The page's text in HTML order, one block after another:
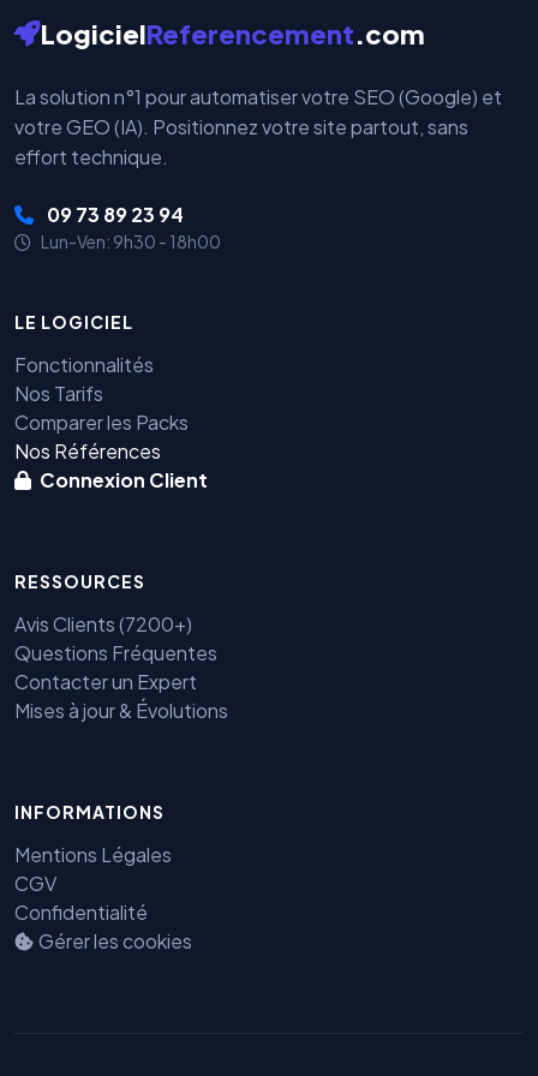
LogicielReferencement.com
La solution n°1 pour automatiser votre SEO (Google) et
votre GEO (IA). Positionnez votre site partout, sans
effort technique.
09 73 89 23 94
Lun-Ven: 9h30 - 18h00
LE LOGICIEL
Fonctionnalités
Nos Tarifs
Comparer les Packs
Nos Références
Connexion Client
RESSOURCES
Avis Clients (7200+)
Questions Fréquentes
Contacter un Expert
Mises à jour & Évolutions
INFORMATIONS
Mentions Légales
CGV
Confidentialité
Gérer les cookies
Benjamin — Agent IA SEO &